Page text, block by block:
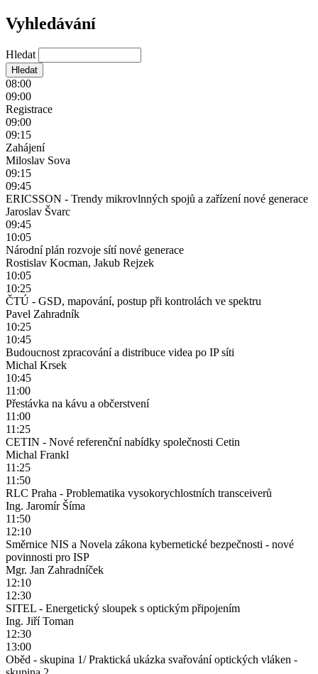
Vyhledávání
Hledat
08:00
09:00
Registrace
09:00
09:15
Zahájení
Miloslav Sova
09:15
09:45
ERICSSON - Trendy mikrovlnných spojů a zařízení nové generace
Jaroslav Švarc
09:45
10:05
Národní plán rozvoje sítí nové generace
Rostislav Kocman, Jakub Rejzek
10:05
10:25
ČTÚ - GSD, mapování, postup při kontrolách ve spektru
Pavel Zahradník
10:25
10:45
Budoucnost zpracování a distribuce videa po IP síti
Michal Krsek
10:45
11:00
Přestávka na kávu a občerstvení
11:00
11:25
CETIN - Nové referenční nabídky společnosti Cetin
Michal Frankl
11:25
11:50
RLC Praha - Problematika vysokorychlostních transceiverů
Ing. Jaromír Šíma
11:50
12:10
Směrnice NIS a Novela zákona kybernetické bezpečnosti - nové
povinnosti pro ISP
Mgr. Jan Zahradníček
12:10
12:30
SITEL - Energetický sloupek s optickým připojením
Ing. Jiří Toman
12:30
13:00
Oběd - skupina 1/ Praktická ukázka svařování optických vláken -